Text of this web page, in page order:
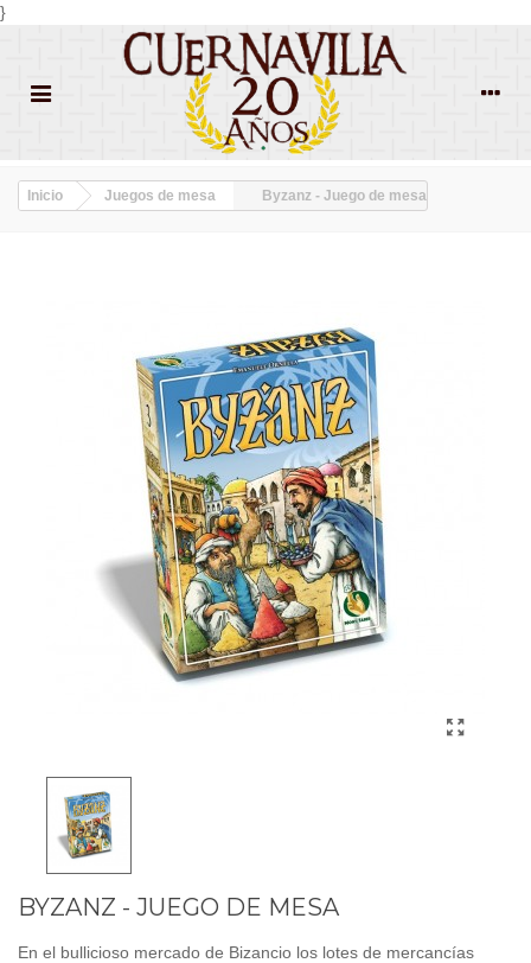
}
Inicio Juegos de mesa Byzanz - Juego de mesa
BYZANZ - JUEGO DE MESA
En el bullicioso mercado de Bizancio los lotes de mercancías